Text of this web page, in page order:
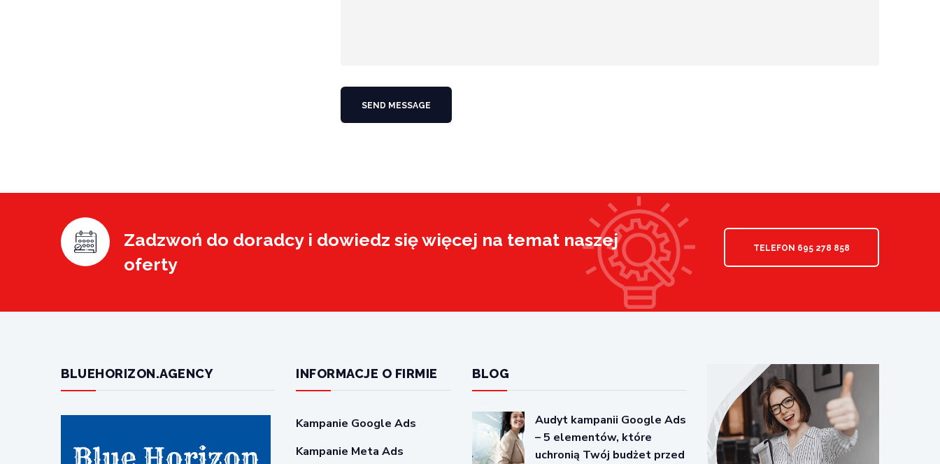
SEND MESSAGE
Zadzwoń do doradcy i dowiedz się więcej na temat naszej
oferty
TELEFON 695 278 858
BLUEHORIZON.AGENCY INFORMACJE O FIRMIE
Kampanie Google Ads
Kampanie Meta Ads
BLOG
Audyt kampanii Google Ads
– 5 elementów, które
uchronią Twój budżet przed